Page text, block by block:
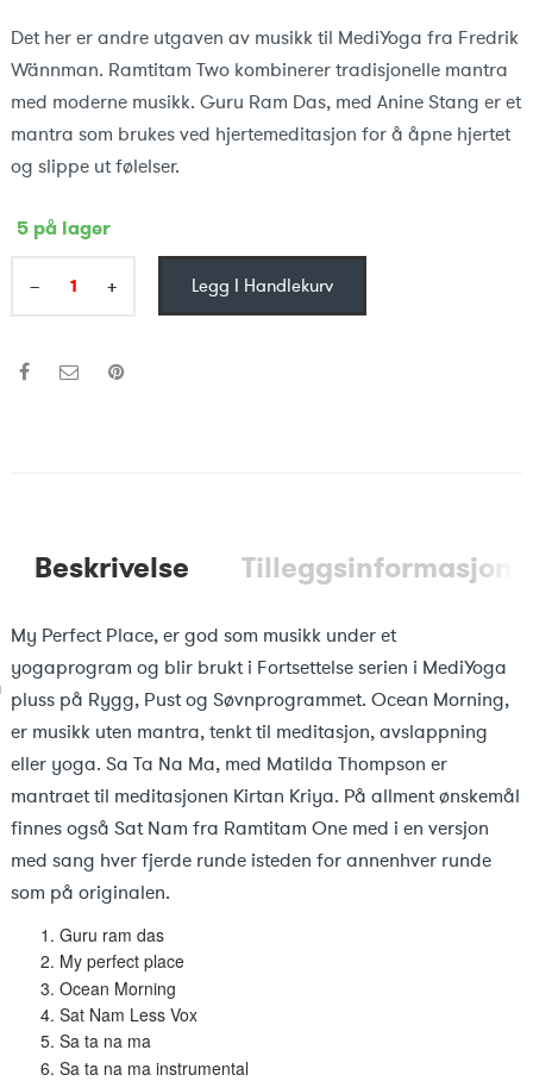
Det her er andre utgaven av musikk til MediYoga fra Fredrik
Wännman. Ramtitam Two kombinerer tradisjonelle mantra
med moderne musikk. Guru Ram Das, med Anine Stang er et
mantra som brukes ved hjertemeditasjon for å åpne hjertet
og slippe ut følelser.
5 på lager
+
− Legg I Handlekurv
Beskrivelse Tilleggsinformasjon
My Perfect Place, er god som musikk under et
yogaprogram og blir brukt i Fortsettelse serien i MediYoga
pluss på Rygg, Pust og Søvnprogrammet. Ocean Morning,
er musikk uten mantra, tenkt til meditasjon, avslappning
eller yoga. Sa Ta Na Ma, med Matilda Thompson er
mantraet til meditasjonen Kirtan Kriya. På allment ønskemål
finnes også Sat Nam fra Ramtitam One med i en versjon
med sang hver fjerde runde isteden for annenhver runde
som på originalen.
1. Guru ram das
2. My perfect place
3. Ocean Morning
4. Sat Nam Less Vox
5. Sa ta na ma
6. Sa ta na ma instrumental